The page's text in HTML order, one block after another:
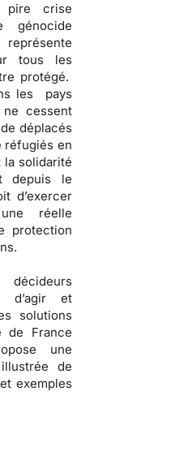
pire crise
génocide
représente
tous les
protégé.
les pays
cessent
déplacés
réfugiés en
la solidarité
depuis le
d’exercer
réelle
protection
d’agir et
solutions
de France
une
de
exemples